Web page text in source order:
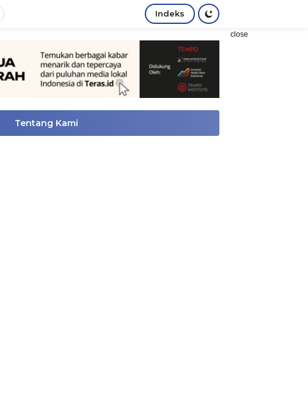
Indeks
close
Tentang Kami